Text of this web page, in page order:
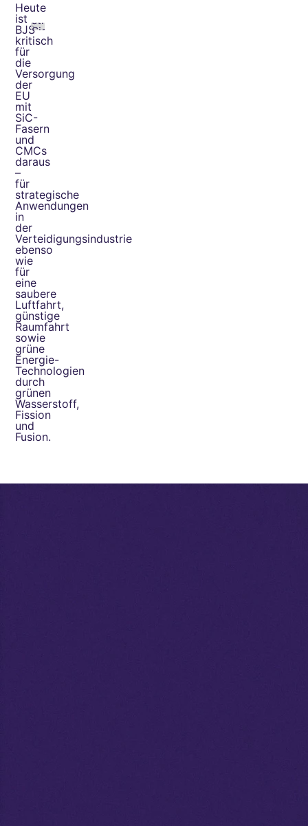
Heute
ist
BJS
kritisch
für
die
Versorgung
der
EU
mit
SiC-
Fasern
und
CMCs
daraus
–
für
strategische
Anwendungen
in
der
Verteidigungsindustrie
ebenso
wie
für
eine
saubere
Luftfahrt,
günstige
Raumfahrt
sowie
grüne
Energie-
Technologien
durch
grünen
Wasserstoff,
Fission
und
Fusion.
Aktivieren
stimmen
Sie
der
Nutzung
von
Vimeo
zu.